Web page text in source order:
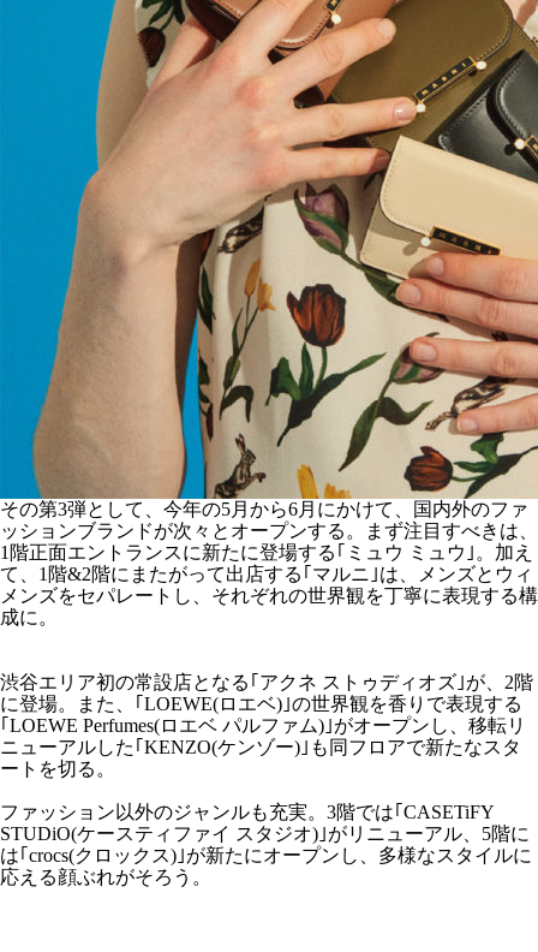
その第3弾として、今年の5月から6月にかけて、国内外のファ
ッションブランドが次々とオープンする。まず注目すべきは、
1階正面エントランスに新たに登場する｢ミュウ ミュウ｣。加え
て、1階&2階にまたがって出店する｢マルニ｣は、メンズとウィ
メンズをセパレートし、それぞれの世界観を丁寧に表現する構
成に。
渋谷エリア初の常設店となる｢アクネ ストゥディオズ｣が、2階
に登場。また、｢LOEWE(ロエベ)｣の世界観を香りで表現する
｢LOEWE Perfumes(ロエベ パルファム)｣がオープンし、移転リ
ニューアルした｢KENZO(ケンゾー)｣も同フロアで新たなスタ
ートを切る。
ファッション以外のジャンルも充実。3階では｢CASETiFY
STUDiO(ケースティファイ スタジオ)｣がリニューアル、5階に
は｢crocs(クロックス)｣が新たにオープンし、多様なスタイルに
応える顔ぶれがそろう。